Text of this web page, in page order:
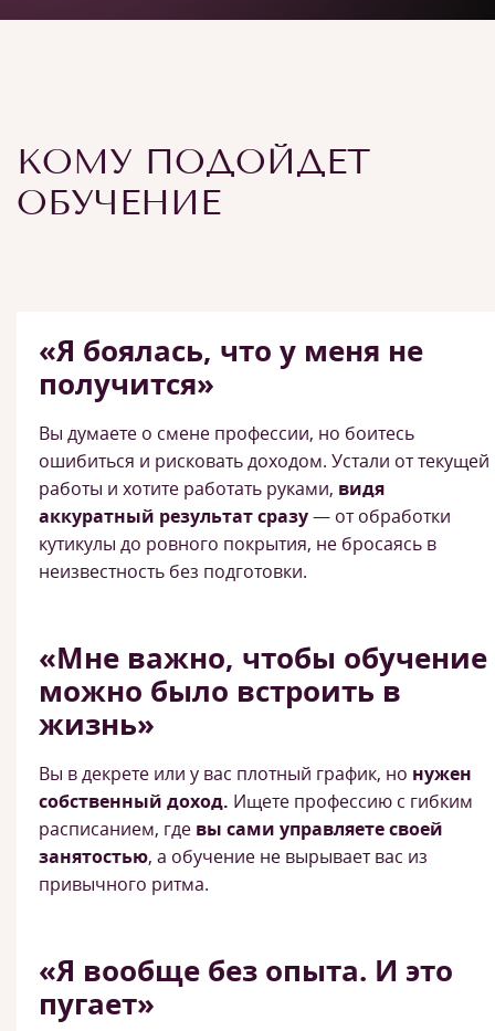
КОМУ ПОДОЙДЕТ
ОБУЧЕНИЕ
«Я боялась, что у меня не
получится»
Вы думаете о смене профессии, но боитесь
ошибиться и рисковать доходом. Устали от текущей
работы и хотите работать руками, видя
аккуратный результат сразу— от обработки
кутикулы до ровного покрытия, не бросаясь в
неизвестность без подготовки.
«Мне важно, чтобы обучение
можно было встроить в
жизнь»
Вы в декрете или у вас плотный график, но нужен
собственный доход. Ищете профессию с гибким
расписанием, где вы сами управляете своей
занятостью, а обучение не вырывает вас из
привычного ритма.
«Я вообще без опыта. И это
пугает»